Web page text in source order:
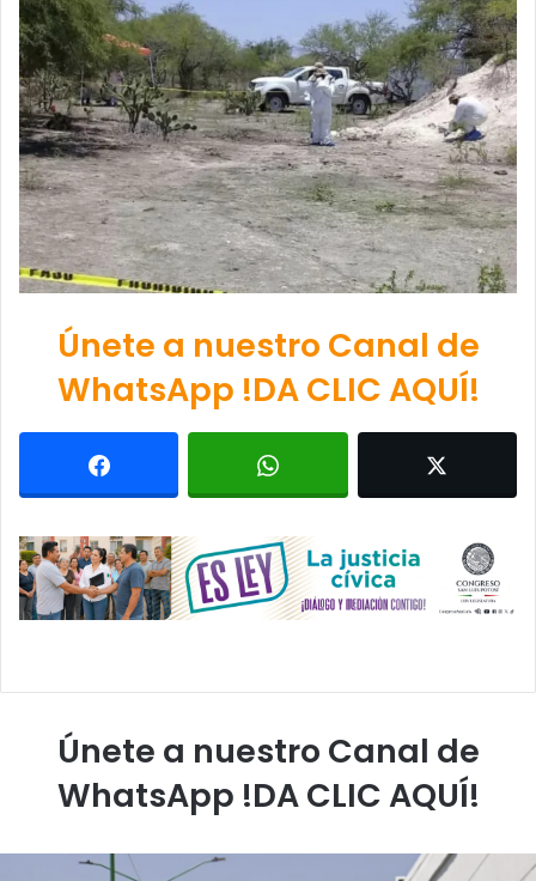
Únete a nuestro Canal de
WhatsApp !DA CLIC AQUÍ!
Únete a nuestro Canal de
WhatsApp !DA CLIC AQUÍ!